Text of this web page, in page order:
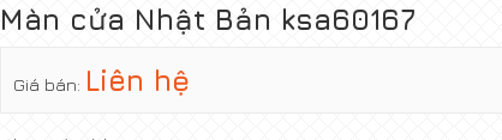
Màn cửa Nhật Bản ksa60167
Giá bán: Liên hệ